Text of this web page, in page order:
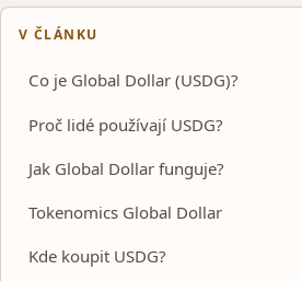
V ČLÁNKU
Co je Global Dollar (USDG)?
Proč lidé používají USDG?
Jak Global Dollar funguje?
Tokenomics Global Dollar
Kde koupit USDG?